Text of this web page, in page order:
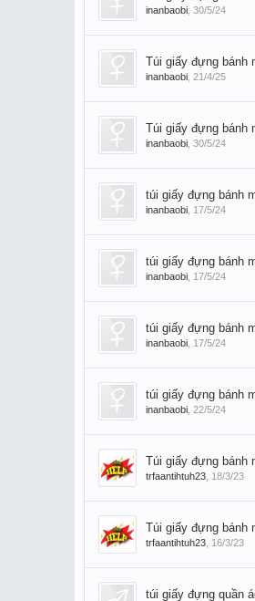
inanbaobi 30/5/24
Túi giấy đựng bánh
inanbaobi 21/4/25
Túi giấy đựng bánh
inanbaobi 30/5/24
túi giấy đựng bánh
inanbaobi 17/5/24
túi giấy đựng bánh
inanbaobi 17/5/24
túi giấy đựng bánh
inanbaobi 17/5/24
túi giấy đựng bánh
inanbaobi 22/5/24
Túi giấy đựng bánh
trfaantihtuh23 18/3/23
Túi giấy đựng bánh
trfaantihtuh23 16/3/23
túi giấy đựng quần